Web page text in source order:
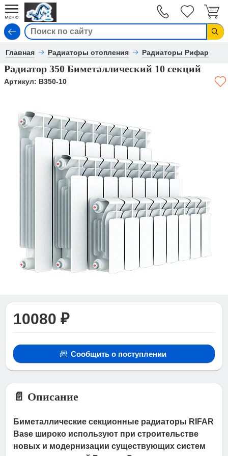
Главная Радиаторы отопления Радиаторы Рифар
Радиатор 350 Биметаллический 10 секций
Артикул: B350-10
10080 ₽
Сообщить о поступлении
📄 Описание
Биметаллические секционные радиаторы RIFAR
Base широко используют при строительстве
новых и модернизации существующих систем